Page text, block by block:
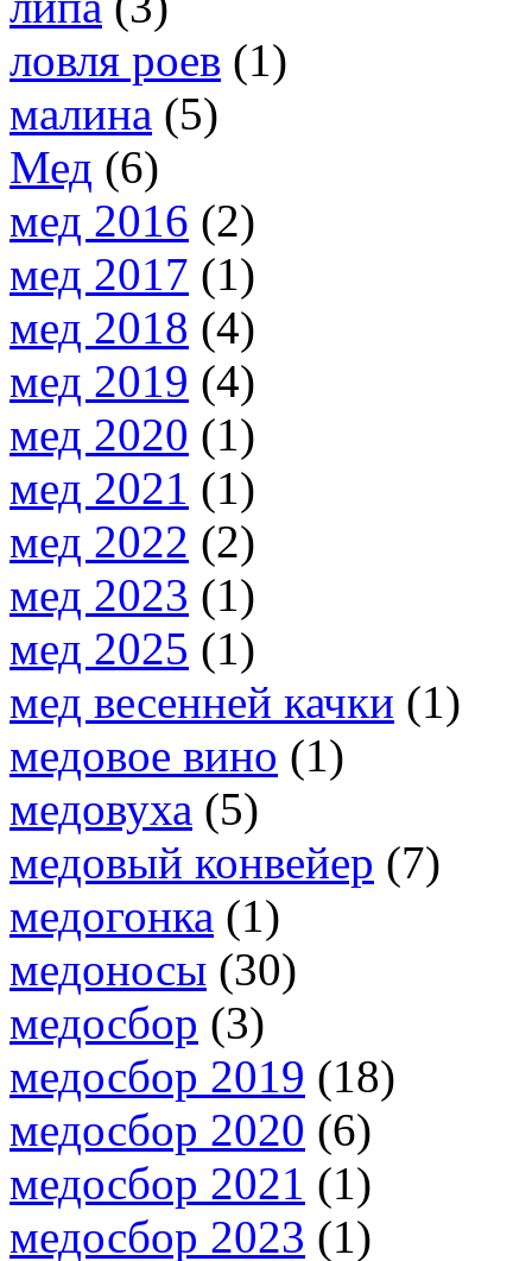
ловля роев (1)
малина (5)
Мед (6)
мед 2016 (2)
мед 2017 (1)
мед 2018 (4)
мед 2019 (4)
мед 2020 (1)
мед 2021 (1)
мед 2022 (2)
мед 2023 (1)
мед 2025 (1)
мед весенней качки (1)
медовое вино (1)
медовуха (5)
медовый конвейер (7)
медогонка (1)
медоносы (30)
медосбор (3)
медосбор 2019 (18)
медосбор 2020 (6)
медосбор 2021 (1)
медосбор 2023 (1)